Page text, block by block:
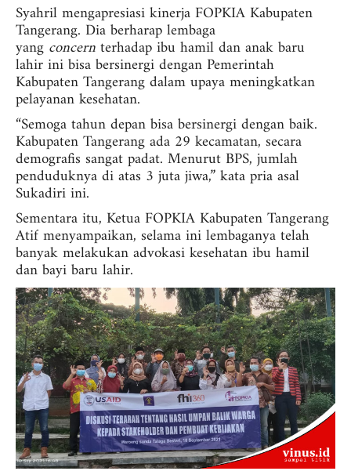
Syahril mengapresiasi kinerja FOPKIA Kabupaten
Tangerang. Dia berharap lembaga
yang concernterhadap ibu hamil dan anak baru
lahir ini bisa bersinergi dengan Pemerintah
Kabupaten Tangerang dalam upaya meningkatkan
pelayanan kesehatan.
“Semoga tahun depan bisa bersinergi dengan baik.
Kabupaten Tangerang ada 29 kecamatan, secara
demografis sangat padat. Menurut BPS, jumlah
penduduknya di atas 3 juta jiwa,” kata pria asal
Sukadiri ini.
Sementara itu, Ketua FOPKIA Kabupaten Tangerang
Atif menyampaikan, selama ini lembaganya telah
banyak melakukan advokasi kesehatan ibu hamil
dan bayi baru lahir.